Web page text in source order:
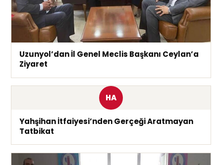
Uzunyol’dan İl Genel Meclis Başkanı Ceylan’a
Ziyaret
HA
Yahşihan İtfaiyesi’nden Gerçeği Aratmayan
Tatbikat